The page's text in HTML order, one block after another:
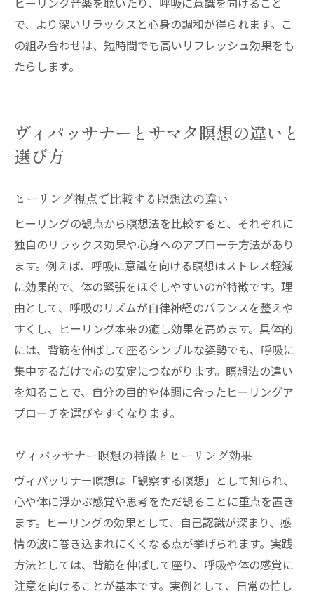
ヒーリング音楽を聴いたり、呼吸に意識を向けること
で、より深いリラックスと心身の調和が得られます。こ
の組み合わせは、短時間でも高いリフレッシュ効果をも
たらします。
ヴィパッサナーとサマタ瞑想の違いと
選び方
ヒーリング視点で比較する瞑想法の違い
ヒーリングの観点から瞑想法を比較すると、それぞれに
独自のリラックス効果や心身へのアプローチ方法があり
ます。例えば、呼吸に意識を向ける瞑想はストレス軽減
に効果的で、体の緊張をほぐしやすいのが特徴です。理
由として、呼吸のリズムが自律神経のバランスを整えや
すくし、ヒーリング本来の癒し効果を高めます。具体的
には、背筋を伸ばして座るシンプルな姿勢でも、呼吸に
集中するだけで心の安定につながります。瞑想法の違い
を知ることで、自分の目的や体調に合ったヒーリングア
プローチを選びやすくなります。
ヴィパッサナー瞑想の特徴とヒーリング効果
ヴィパッサナー瞑想は「観察する瞑想」として知られ、
心や体に浮かぶ感覚や思考をただ観ることに重点を置き
ます。ヒーリングの効果として、自己認識が深まり、感
情の波に巻き込まれにくくなる点が挙げられます。実践
方法としては、背筋を伸ばして座り、呼吸や体の感覚に
注意を向けることが基本です。実例として、日常の忙し